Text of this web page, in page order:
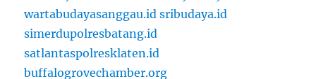
wartabudayasanggau.id sribudaya.id
simerdupolresbatang.id
satlantaspolresklaten.id
buffalogrovechamber.org